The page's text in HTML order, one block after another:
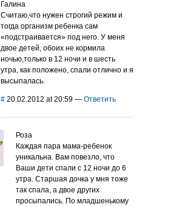
Галина
Считаю,что нужен строгий режим и
тогда организм ребенка сам
«подстраивается» под него. У меня
двое детей, обоих не кормила
ночью,только в 12 ночи и в шесть
утра, как положено, спали отлично и я
высыпалась.
# 20.02.2012 at 20:59 — Ответить
Роза
Каждая пара мама-ребенок
уникальна. Вам повезло, что
Ваши дети спали с 12 ночи до 6
утра. Старшая дочка у мня тоже
так спала, а двое других
просыпались. По младшенькому